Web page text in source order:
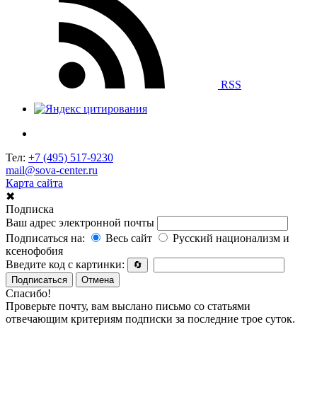
RSS
Тел: +7 (495) 517-9230
mail@sova-center.ru
Карта сайта
✖
Подписка
Ваш адрес электронной почты
Подписаться на:
Весь сайт
Русский национализм и
ксенофобия
Введите код с картинки:
🔄
Подписаться
Отмена
Спасибо!
Проверьте почту, вам выслано письмо со статьями
отвечающим критериям подписки за последние трое суток.